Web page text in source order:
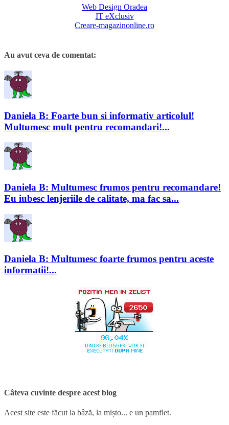
Web Design Oradea
IT eXclusiv
Creare-magazinonline.ro
Au avut ceva de comentat:
Daniela B: Foarte bun si informativ articolul!
Multumesc mult pentru recomandari!...
Daniela B: Multumesc frumos pentru recomandare!
Eu iubesc lenjeriile de calitate, ma fac sa...
Daniela B: Multumesc foarte frumos pentru aceste
informatii!...
Câteva cuvinte despre acest blog
Acest site este făcut la bâză, la mișto... e un pamflet.